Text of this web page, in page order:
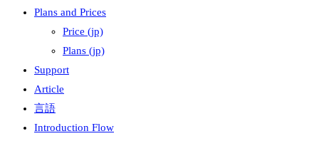
Plans and Prices
Price (jp)
Plans (jp)
Support
Article
言語
Introduction Flow